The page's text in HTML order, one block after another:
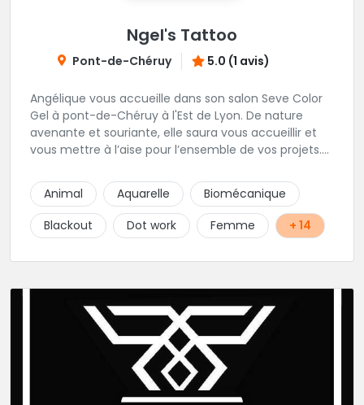
Ngel's Tattoo
Pont-de-Chéruy 5.0 (1 avis)
Angélique vous accueille dans son salon Seve Color
Gel à pont-de-Chéruy à l'Est de Lyon. De nature
avenante et souriante, elle saura vous accueillir et
vous mettre à l’aise pour l’ensemble de vos projets.
tatouages allant des calligraphies, motifs floraux au
réalisme.
Animal Aquarelle
Biomécanique
Blackout
Dot work Femme + 14